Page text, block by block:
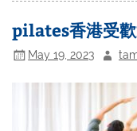
pilates香港受歡
May 19, 2023